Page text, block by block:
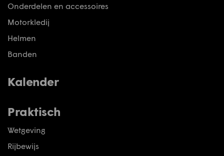
Onderdelen en accessoires
Motorkledij
Helmen
Banden
Kalender
Praktisch
Wetgeving
Rijbewijs